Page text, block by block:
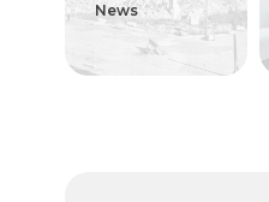
News